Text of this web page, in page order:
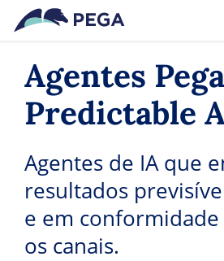
Pular para o conteúdo principal
Agentes Pega
Predictable
Agentes de IA que
resultados
e em
os canais.